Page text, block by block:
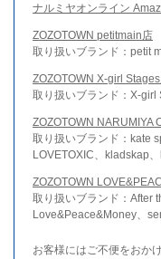
ナルミヤオンライン
ZOZOTOWN petitmain店
取り扱いブランド：petit
ZOZOTOWN X-girl
取り扱いブランド：X-girl
ZOZOTOWN NARUMIYA
取り扱いブランド：kate
LOVETOXIC、kladskap
ZOZOTOWN
取り扱いブランド：After
Love&Peace&Money、
お客様にはご不便をおか